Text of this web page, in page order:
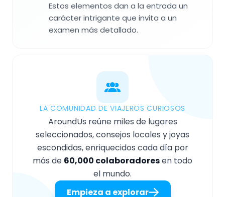
Estos elementos dan a la entrada un
carácter intrigante que invita a un
examen más detallado.
LA COMUNIDAD DE VIAJEROS CURIOSOS
AroundUs reúne miles de lugares
seleccionados, consejos locales y joyas
escondidas, enriquecidos cada día por
más de 60,000 colaboradoresen todo
el mundo.
Empieza a explorar